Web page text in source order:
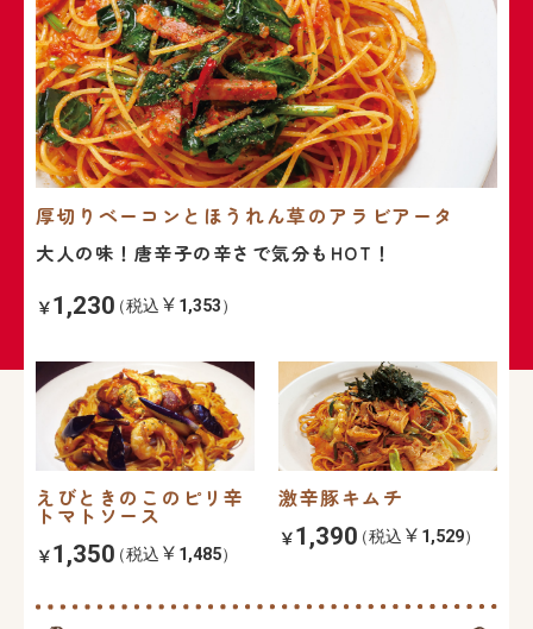
厚切りベーコンとほうれん草のアラビアータ
大人の味！唐辛子の辛さで気分もHOT！
1,230（税込 1,353）
えびときのこのピリ辛
トマトソース
1,350（税込 1,485）
激辛豚キムチ
1,390（税込 1,529）